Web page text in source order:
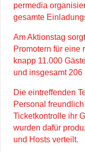
permedia
gesamte
Am Aktionstag
Promotern für eine
knapp 11.000
und insgesamt
Die eintreffenden
Personal
Ticketkontrolle ihr
wurden dafür
und Hosts verteilt.